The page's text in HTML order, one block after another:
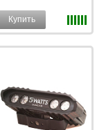
Купить